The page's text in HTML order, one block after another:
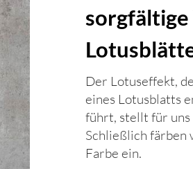
Der Lotuseffekt,
eines Lotusblatts
führt, stellt für uns
Schließlich
Farbe ein.